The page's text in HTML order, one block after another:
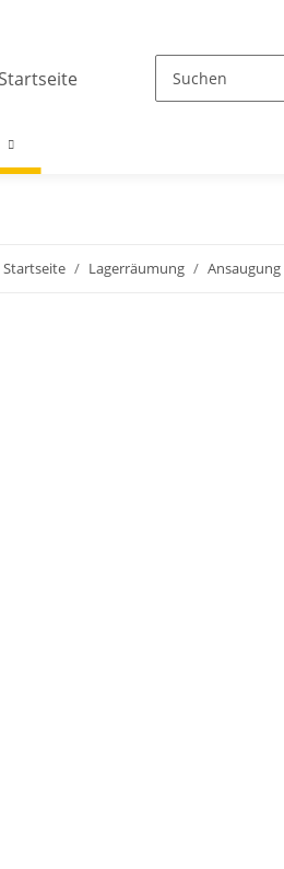
Startseite Lagerräumung Ansaugung